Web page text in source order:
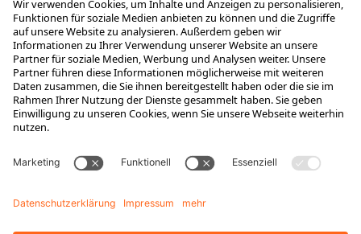
Ausbildung
Berufseinsteiger & Erfahrene
Das bieten wir
Das ist HUBTEX
Stellenangebote
Wissen
Energiemanagement